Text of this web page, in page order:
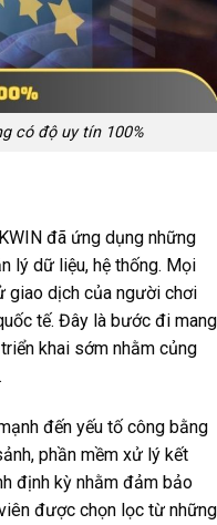
có độ uy tín 100%
đã ứng dụng những
lý dữ liệu, hệ thống. Mọi
giao dịch của người chơi
tế. Đây là bước đi mang
triển khai sớm nhằm củng
đến yếu tố công bằng
phần mềm xử lý kết
định kỳ nhằm đảm bảo
được chọn lọc từ những